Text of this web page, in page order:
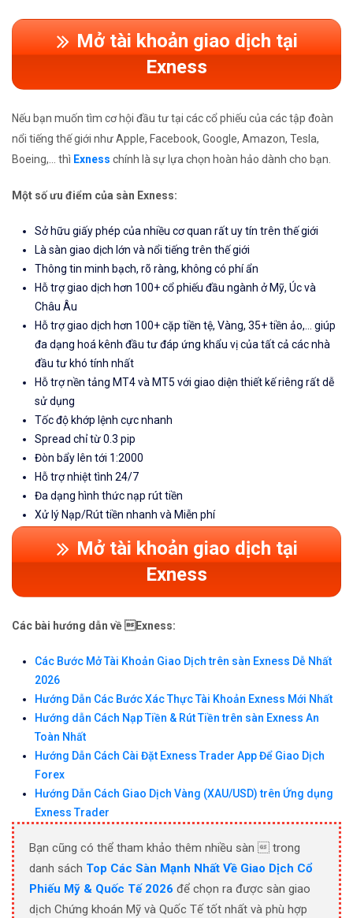
Mở tài khoản giao dịch tại
Exness
Nếu bạn muốn tìm cơ hội đầu tư tại các cổ phiếu của các tập đoàn
nổi tiếng thế giới như Apple, Facebook, Google, Amazon, Tesla,
Boeing,... thì Exness chính là sự lựa chọn hoàn hảo dành cho bạn.
Một số ưu điểm của sàn Exness:
Sở hữu giấy phép của nhiều cơ quan rất uy tín trên thế giới
Là sàn giao dịch lớn và nổi tiếng trên thế giới
Thông tin minh bạch, rõ ràng, không có phí ẩn
Hỗ trợ giao dịch hơn 100+ cổ phiếu đầu ngành ở Mỹ, Úc và
Châu Âu
Hỗ trợ giao dịch hơn 100+ cặp tiền tệ, Vàng, 35+ tiền ảo,... giúp
đa dạng hoá kênh đầu tư đáp ứng khẩu vị của tất cả các nhà
đầu tư khó tính nhất
Hỗ trợ nền tảng MT4 và MT5 với giao diện thiết kế riêng rất dễ
sử dụng
Tốc độ khớp lệnh cực nhanh
Spread chỉ từ 0.3 pip
Đòn bẩy lên tới 1:2000
Hỗ trợ nhiệt tình 24/7
Đa dạng hình thức nạp rút tiền
Xử lý Nạp/Rút tiền nhanh và Miễn phí
Mở tài khoản giao dịch tại
Exness
Các bài hướng dẫn về Exness:
Các Bước Mở Tài Khoản Giao Dịch trên sàn Exness Dễ Nhất
2026
Hướng Dẫn Các Bước Xác Thực Tài Khoản Exness Mới Nhất
Hướng dẫn Cách Nạp Tiền & Rút Tiền trên sàn Exness An
Toàn Nhất
Hướng Dẫn Cách Cài Đặt Exness Trader App Để Giao Dịch
Forex
Hướng Dẫn Cách Giao Dịch Vàng (XAU/USD) trên Ứng dụng
Exness Trader
Bạn cũng có thể tham khảo thêm nhiều sàn  trong
danh sách Top Các Sàn Mạnh Nhất Về Giao Dịch Cổ
Phiếu Mỹ & Quốc Tế 2026 để chọn ra được sàn giao
dịch Chứng khoán Mỹ và Quốc Tế tốt nhất và phù hợp